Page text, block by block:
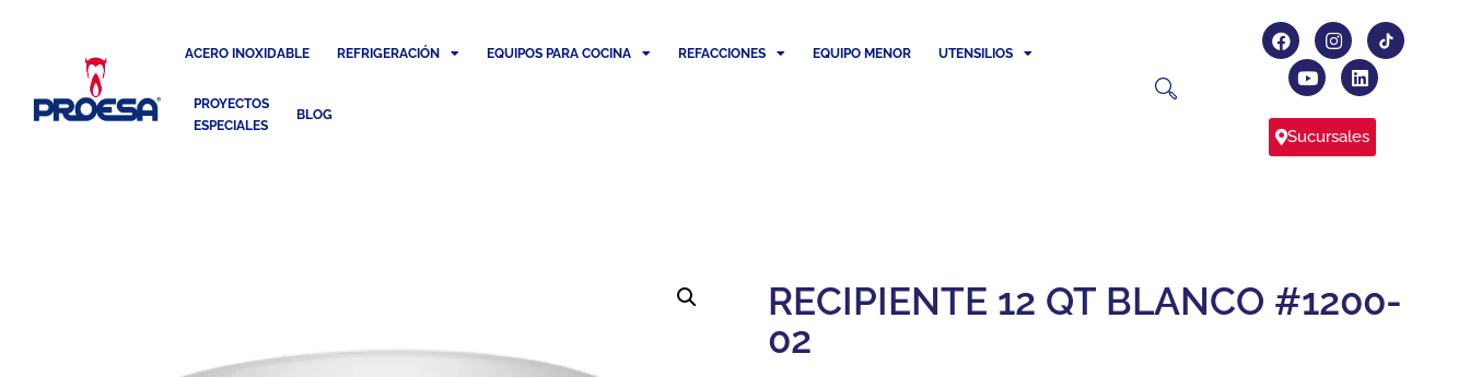
ACERO INOXIDABLE REFRIGERACIÓN EQUIPOS PARA COCINA REFACCIONES EQUIPO MENOR UTENSILIOS
PROYECTOS
ESPECIALES
BLOG
Sucursales
RECIPIENTE 12 QT BLANCO #1200-
02